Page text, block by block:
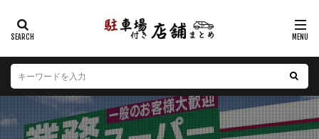
カテゴリー
エリア
北海道 青森県 岩手県 宮城県
秋田県
山形県
福島県 茨城県 栃木県
群馬県